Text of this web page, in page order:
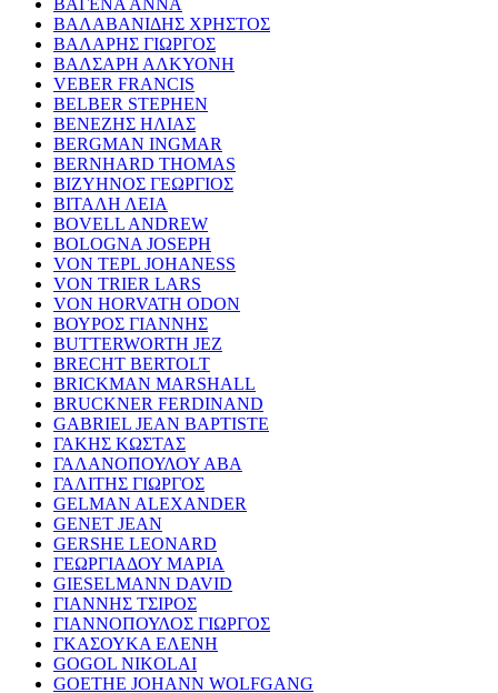
ΒΑΛΑΒΑΝΙΔΗΣ ΧΡΗΣΤΟΣ
ΒΑΛΑΡΗΣ ΓΙΩΡΓΟΣ
ΒΑΛΣΑΡΗ ΑΛΚΥΟΝΗ
VEBER FRANCIS
BELBER STEPHEN
ΒΕΝΕΖΗΣ ΗΛΙΑΣ
BERGMAN INGMAR
BERNHARD THOMAS
ΒΙΖΥΗΝΟΣ ΓΕΩΡΓΙΟΣ
ΒΙΤΑΛΗ ΛΕΙΑ
BOVELL ANDREW
BOLOGNA JOSEPH
VON TEPL JOHANESS
VON TRIER LARS
VON HORVATH ODON
ΒΟΥΡΟΣ ΓΙΑΝΝΗΣ
BUTTERWORTH JEZ
BRECHT BERTOLT
BRICKMAN MARSHALL
BRUCKNER FERDINAND
GABRIEL JEAN BAPTISTE
ΓΑΚΗΣ ΚΩΣΤΑΣ
ΓΑΛΑΝΟΠΟΥΛΟΥ ΑΒΑ
ΓΑΛΙΤΗΣ ΓΙΩΡΓΟΣ
GELMAN ALEXANDER
GENET JEAN
GERSHE LEONARD
ΓΕΩΡΓΙΑΔΟΥ ΜΑΡΙΑ
GIESELMANN DAVID
ΓΙΑΝΝΗΣ ΤΣΙΡΟΣ
ΓΙΑΝΝΟΠΟΥΛΟΣ ΓΙΩΡΓΟΣ
ΓΚΑΣΟΥΚΑ ΕΛΕΝΗ
GOGOL NIKOLAI
GOETHE JOHANN WOLFGANG